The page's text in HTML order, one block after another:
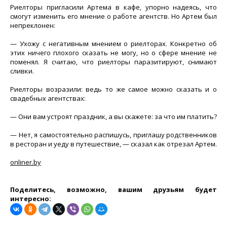
Риелторы пригласили Артема в кафе, упорно надеясь, что
смогут изменить его мнение о работе агентств. Но Артем был
непреклонен:
— Ухожу с негативным мнением о риелторах. Конкретно об
этих ничего плохого сказать не могу, но о сфере мнение не
поменял. Я считаю, что риелторы паразитируют, снимают
сливки.
Риелторы возразили: ведь то же самое можно сказать и о
свадебных агентствах:
— Они вам устроят праздник, а вы скажете: за что им платить?
— Нет, я самостоятельно распишусь, приглашу родственников
в ресторан и уеду в путешествие, — сказал как отрезал Артем.
onliner.by
Поделитесь, возможно, вашим друзьям будет
интересно: